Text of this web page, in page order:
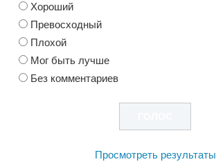
Хороший
Превосходный
Плохой
Мог быть лучше
Без комментариев
Просмотреть результаты